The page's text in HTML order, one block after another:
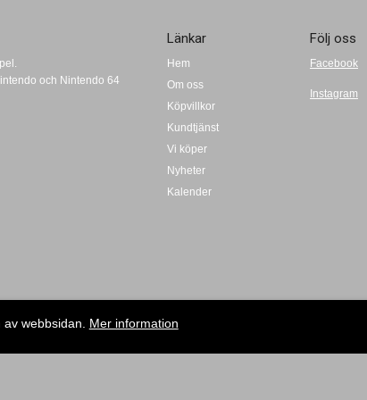
webbsidan. Mer information
och Nintendo 64
Länkar
Hem
Om oss
Köpvillkor
Kundtjänst
Vi köper
Nyheter
Kalender
Följ oss
Facebook
Instagram